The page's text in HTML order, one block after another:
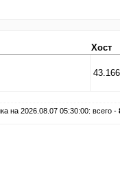
Хост
на 2026.08.07 05:30:00: всего -